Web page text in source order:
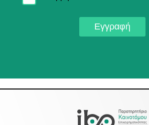
Εγγραφή